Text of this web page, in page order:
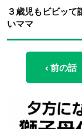
３歳児もビビッて
いママ
‹ 前の話